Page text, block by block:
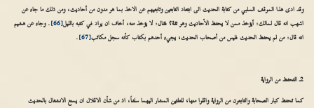
وقد ادى هذا الموقف السلبي من كتابة الحديث الى ابتعاد التابعين وتابعيهم عن الاخذ بما هو مدون من أحاديث، ومن ذلك ما جاء عن
اشهب انه قال لمالك: أيؤخذ ممن لا يحفظ الأحاديث وهو ثقة؟ فقال: لا يؤخذ منه، أخاف ان يزاد في كتبه بالليل[66]
. وجاء عن هشيم
انه قال: من لم يحفظ الحديث فليس من أصحاب الحديث؛ يجيء أحدهم بكتاب كأنه سجل مكاتب[67]
.
2ـ التحفظ من الرواية
كما تحفظ كبار الصحابة والتابعون من الرواية واقلوا منها؛ للعلتين المشار اليهما سلفاً، اذ من شأن الاقلال ان يمنع الانشغال بالحديث